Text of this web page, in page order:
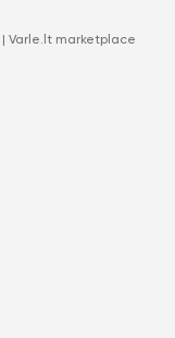
Varle.lt marketplace